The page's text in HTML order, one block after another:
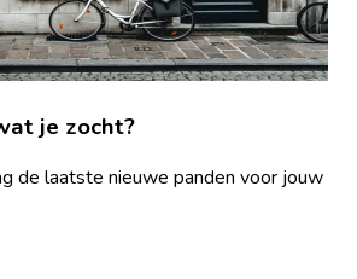
je zocht?
de laatste nieuwe panden voor jouw